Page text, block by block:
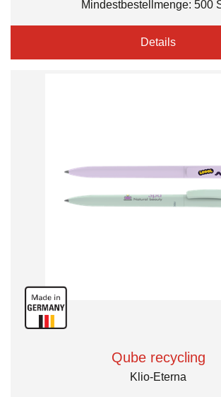
Mindestbestellmenge: 500
Details
Qube recycling
Klio-Eterna